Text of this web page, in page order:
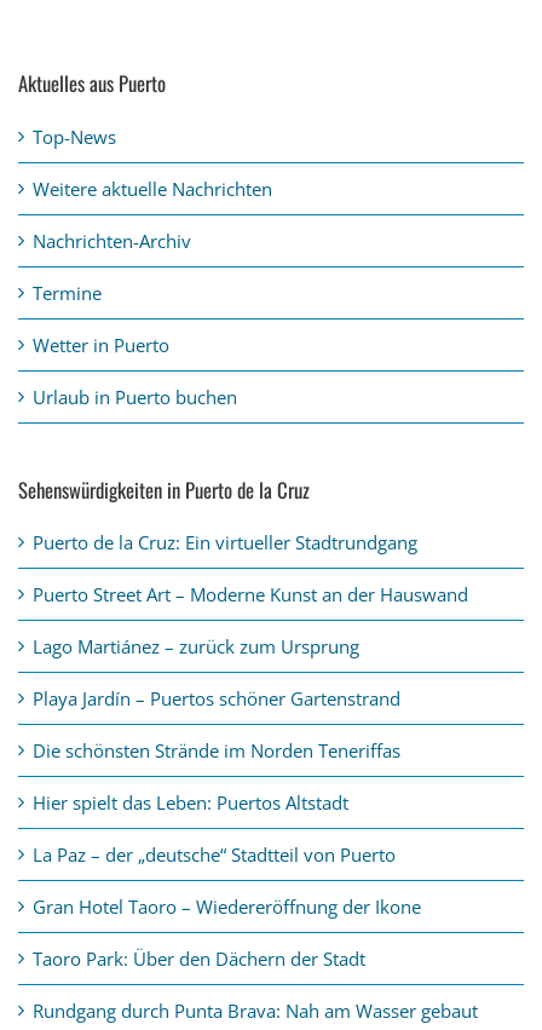
Aktuelles aus Puerto
Top-News
Weitere aktuelle Nachrichten
Nachrichten-Archiv
Termine
Wetter in Puerto
Urlaub in Puerto buchen
Sehenswürdigkeiten in Puerto de la Cruz
Puerto de la Cruz: Ein virtueller Stadtrundgang
Puerto Street Art – Moderne Kunst an der Hauswand
Lago Martiánez – zurück zum Ursprung
Playa Jardín – Puertos schöner Gartenstrand
Die schönsten Strände im Norden Teneriffas
Hier spielt das Leben: Puertos Altstadt
La Paz – der „deutsche“ Stadtteil von Puerto
Gran Hotel Taoro – Wiedereröffnung der Ikone
Taoro Park: Über den Dächern der Stadt
Rundgang durch Punta Brava: Nah am Wasser gebaut